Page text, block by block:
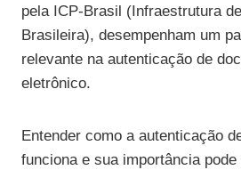
pela ICP-Brasil (Infraestrutura
Brasileira), desempenham um
relevante na autenticação de
eletrônico.
Entender como a autenticação
funciona e sua importância